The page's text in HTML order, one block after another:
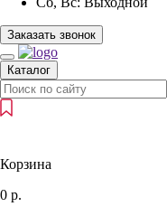
Заказать звонок
Каталог
Корзина
0 р.